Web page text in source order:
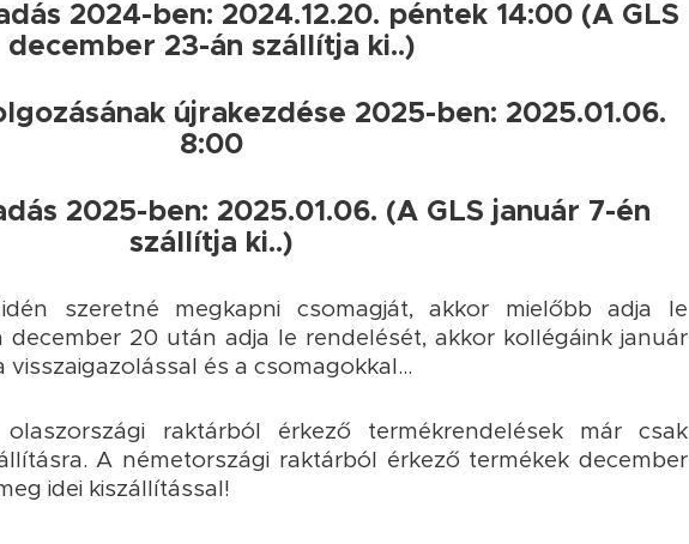
2024-ben: 2024.12.20. péntek 14:00 (A GLS
december 23-án szállítja ki..)
újrakezdése 2025-ben: 2025.01.06.
8:00
2025-ben: 2025.01.06. (A GLS január 7-én
szállítja ki..)
szeretné megkapni csomagját, akkor mielőbb adja le
december 20 után adja le rendelését, akkor kollégáink január
és a csomagokkal...
raktárból érkező termékrendelések már csak
A németországi raktárból érkező termékek december
idei kiszállítással!